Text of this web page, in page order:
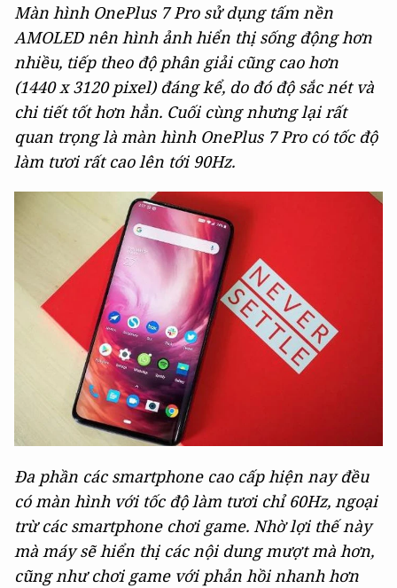
Màn hình OnePlus 7 Pro sử dụng tấm nền
AMOLED nên hình ảnh hiển thị sống động hơn
nhiều, tiếp theo độ phân giải cũng cao hơn
(1440 x 3120 pixel) đáng kể, do đó độ sắc nét và
chi tiết tốt hơn hẳn. Cuối cùng nhưng lại rất
quan trọng là màn hình OnePlus 7 Pro có tốc độ
làm tươi rất cao lên tới 90Hz.
Đa phần các smartphone cao cấp hiện nay đều
có màn hình với tốc độ làm tươi chỉ 60Hz, ngoại
trừ các smartphone chơi game. Nhờ lợi thế này
mà máy sẽ hiển thị các nội dung mượt mà hơn,
cũng như chơi game với phản hồi nhanh hơn